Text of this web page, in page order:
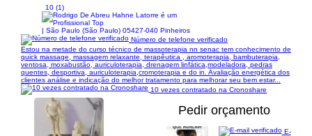
10 (1)
| São Paulo (São Paulo) 05427-040 Pinheiros
Número de telefone verificado
Estou na metade do curso técnico de massoterapia nn senac tem conhecimento de
quick massage, massagem relaxante, terapêutica , aromoterapia, bambuterapia,
ventosa, moxabustão, auriculoterapia, drenagem linfática,modeladora, pedras
quentes, desportiva, auriculoterapia,cromoterapia e do in. Avaliação energética dos
clientes análise e indicação do melhor tratamento para melhorar seu bem estar...
10 vezes contratado na Cronoshare
Pedir orçamento
E-